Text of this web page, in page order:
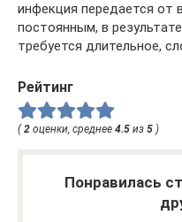
инфекция передается от
постоянным, в
требуется длительное,
Рейтинг
(2 оценки, среднее 4.5 из 5 )
Понравилась